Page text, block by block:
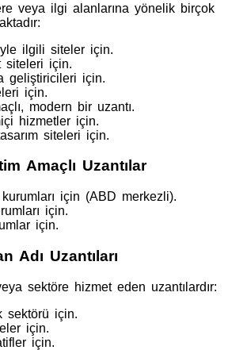
veya ilgi alanlarına yönelik birçok
ilgili siteler için.
siteleri için.
geliştiricileri için.
için.
modern bir uzantı.
hizmetler için.
siteleri için.
Amaçlı Uzantılar
için (ABD merkezli).
için.
için.
Adı Uzantıları
sektöre hizmet eden uzantılardır:
sektörü için.
için.
için.